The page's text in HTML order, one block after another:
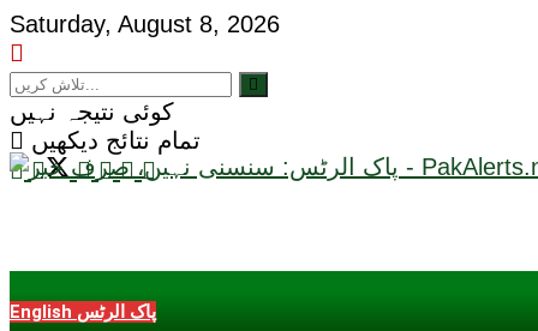
Saturday, August 8, 2026
کوئی نتیجہ نہیں
تمام نتائج دیکھیں
English پاک الرٹس